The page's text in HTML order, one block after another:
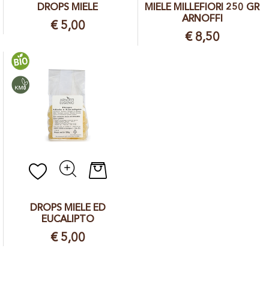
DROPS MIELE
€ 5,00
MIELE MILLEFIORI 250 GR
ARNOFFI
€ 8,50
Quantità
DROPS MIELE ED
EUCALIPTO
€ 5,00